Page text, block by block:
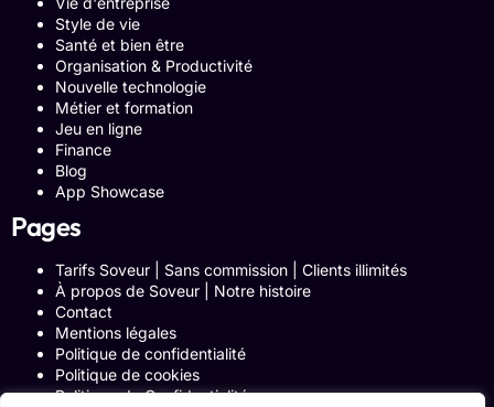
Style de vie
Santé et bien être
Organisation & Productivité
Nouvelle technologie
Métier et formation
Jeu en ligne
Finance
Blog
App Showcase
Pages
Tarifs Soveur | Sans commission | Clients illimités
À propos de Soveur | Notre histoire
Contact
Mentions légales
Politique de confidentialité
Politique de cookies
Politique de Confidentialité